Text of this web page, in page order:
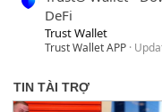
DeFi
Trust Wallet
Trust Wallet APP